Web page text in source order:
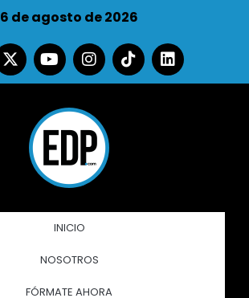
6 de agosto de 2026
INICIO
NOSOTROS
FÓRMATE AHORA